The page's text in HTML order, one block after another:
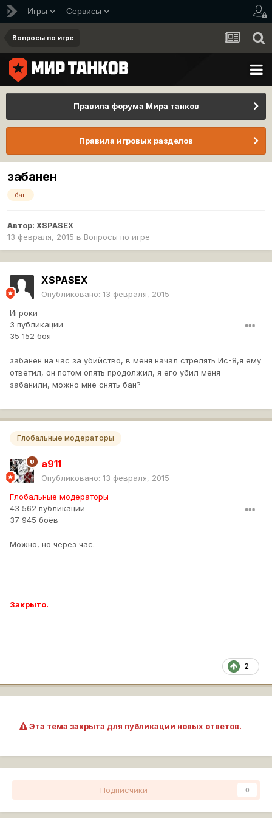
Игры Сервисы
Вопросы по игре
Правила форума Мира танков
Правила игровых разделов
забанен
бан
Автор: XSPASEX
13 февраля, 2015 в Вопросы по игре
XSPASEX
Опубликовано: 13 февраля, 2015
Игроки
3 публикации
35 152 боя
забанен на час за убийство, в меня начал стрелять Ис-8,я ему
ответил, он потом опять продолжил, я его убил меня
забанили, можно мне снять бан?
Глобальные модераторы
a911
Опубликовано: 13 февраля, 2015
Глобальные модераторы
43 562 публикации
37 945 боёв
Можно, но через час.
Закрыто.
2
Эта тема закрыта для публикации новых ответов.
Подписчики 0